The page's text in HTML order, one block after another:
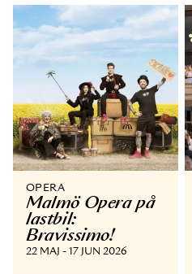
OPERA
Malmö Opera på
lastbil:
Bravissimo!
22 MAJ - 17 JUN 2026